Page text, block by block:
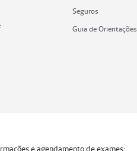
Seguros
Guia de Orientações